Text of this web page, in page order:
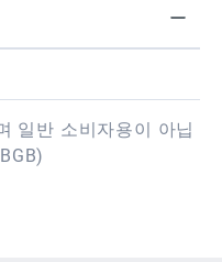
일반 소비자용이 아닙